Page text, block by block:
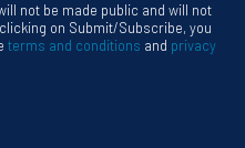
not be made public and will not
on Submit/Subscribe, you
terms and conditions and privacy